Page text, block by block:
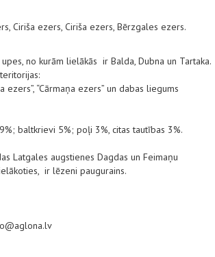
Ciriša ezers, Ciriša ezers, Bērzgales ezers.
no kurām lielākās ir Balda, Dubna un Tartaka.
ezers”, “Cārmaņa ezers” un dabas liegums
baltkrievi 5%; poļi 3%, citas tautības 3%.
Latgales augstienes Dagdas un Feimaņu
ir lēzeni paugurains.